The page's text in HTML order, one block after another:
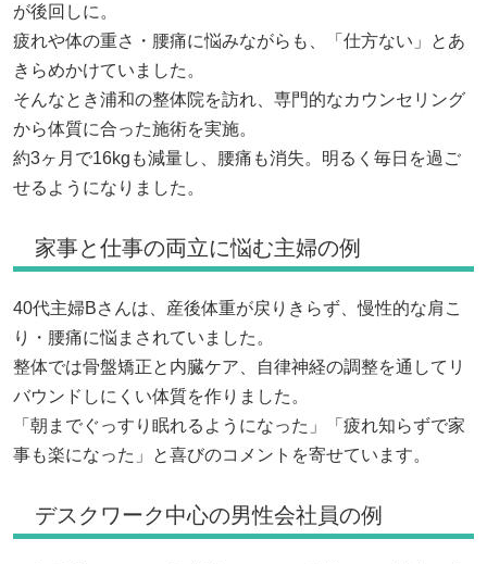
が後回しに。
疲れや体の重さ・腰痛に悩みながらも、「仕方ない」とあ
きらめかけていました。
そんなとき浦和の整体院を訪れ、専門的なカウンセリング
から体質に合った施術を実施。
約3ヶ月で16kgも減量し、腰痛も消失。明るく毎日を過ご
せるようになりました。
家事と仕事の両立に悩む主婦の例
40代主婦Bさんは、産後体重が戻りきらず、慢性的な肩こ
り・腰痛に悩まされていました。
整体では骨盤矯正と内臓ケア、自律神経の調整を通してリ
バウンドしにくい体質を作りました。
「朝までぐっすり眠れるようになった」「疲れ知らずで家
事も楽になった」と喜びのコメントを寄せています。
デスクワーク中心の男性会社員の例